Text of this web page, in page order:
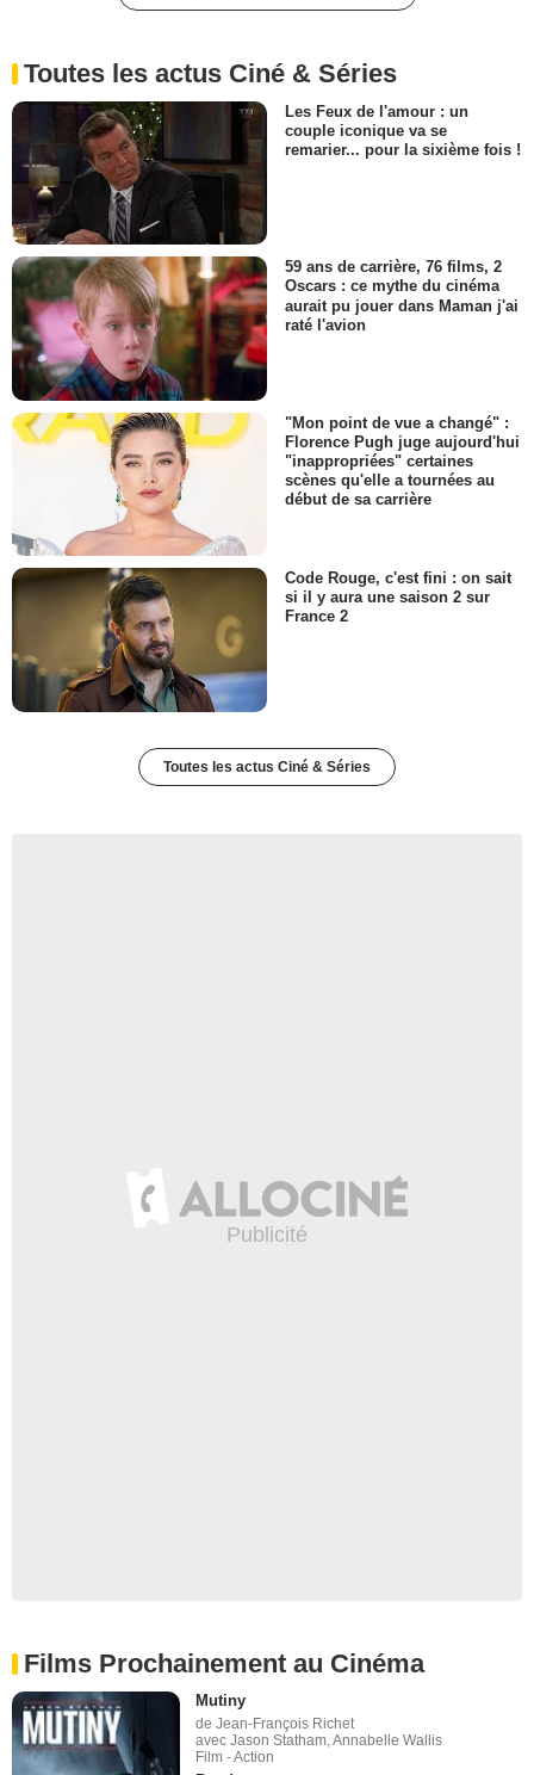
Toutes les actus Ciné & Séries
Les Feux de l'amour : un
couple iconique va se
remarier... pour la sixième fois !
59 ans de carrière, 76 films, 2
Oscars : ce mythe du cinéma
aurait pu jouer dans Maman j'ai
raté l'avion
"Mon point de vue a changé" :
Florence Pugh juge aujourd'hui
"inappropriées" certaines
scènes qu'elle a tournées au
début de sa carrière
Code Rouge, c'est fini : on sait
si il y aura une saison 2 sur
France 2
Toutes les actus Ciné & Séries
Films Prochainement au Cinéma
Mutiny
de Jean-François Richet
avec Jason Statham, Annabelle Wallis
Film - Action